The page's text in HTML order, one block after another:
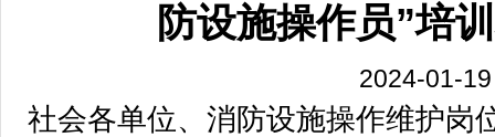
防设施操作员”培
2024-01-19
社会各单位、消防设施操作维护岗